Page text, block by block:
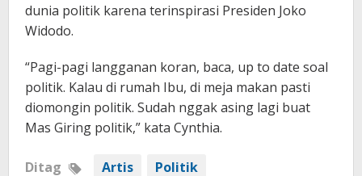
dunia politik karena terinspirasi Presiden Joko
Widodo.
“Pagi-pagi langganan koran, baca, up to date soal
politik. Kalau di rumah Ibu, di meja makan pasti
diomongin politik. Sudah nggak asing lagi buat
Mas Giring politik,” kata Cynthia.
Ditag Artis
Politik